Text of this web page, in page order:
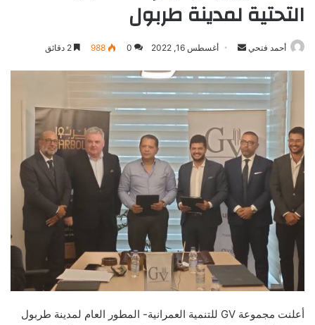
التحتية لمدينة طربول
أحمد فتحي
أرسل
إلكترونيا
أغسطس 16, 2022 0
988
أعلنت مجموعة GV للتنمية العمرانية- المطور العام لمدينة طربول